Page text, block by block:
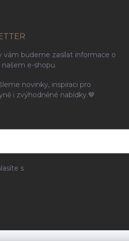
vám budeme zasílat informace o
e-shopu.
novinky, inspiraci pro
i zvýhodněné nabídky.🤎
s